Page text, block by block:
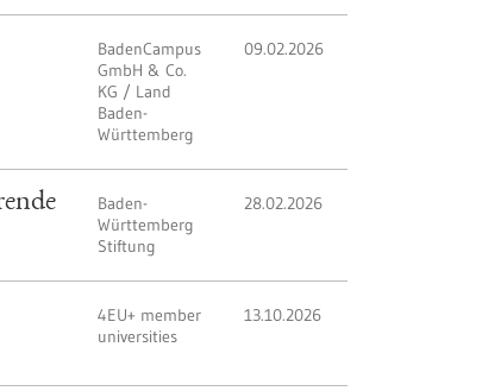
BadenCampus
GmbH & Co.
KG / Land
Baden-
Württemberg
09.02.2026
Baden-
Württemberg
Stiftung
28.02.2026
4EU+ member
universities
13.10.2026